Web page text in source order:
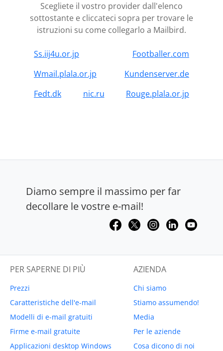
Scegliete il vostro provider dall'elenco
sottostante e cliccateci sopra per trovare le
istruzioni su come collegarlo a Mailbird.
Ss.iij4u.or.jp
Footballer.com
Wmail.plala.or.jp
Kundenserver.de
Fedt.dk
nic.ru Rouge.plala.or.jp
Diamo sempre il massimo per far
decollare le vostre e-mail!
PER SAPERNE DI PIÙ
Prezzi
Caratteristiche dell'e-mail
Modelli di e-mail gratuiti
Firme e-mail gratuite
Applicazioni desktop Windows
AZIENDA
Chi siamo
Stiamo assumendo!
Media
Per le aziende
Cosa dicono di noi